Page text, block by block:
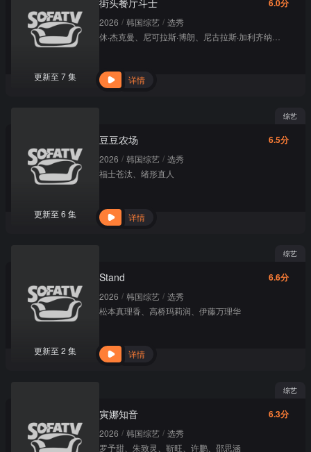
更新至 7 集
6.0分
2026 / 韩国综艺 / 选秀
休·杰克曼
尼可拉斯·博朗 尼古拉斯·加利齐纳
详情
更新至 6 集
综艺
豆豆农场 6.5分
2026 / 韩国综艺 / 选秀
福士苍汰 、绪形直人
详情
更新至 2 集
综艺
Stand 6.6分
2026 / 韩国综艺 / 选秀
松本真理香 、高桥玛莉润 、伊藤万理华
详情
综艺
寅娜知音 6.3分
2026 / 韩国综艺 / 选秀
罗予甜 、朱致灵 、靳旺 、许鹏 、邵思涵